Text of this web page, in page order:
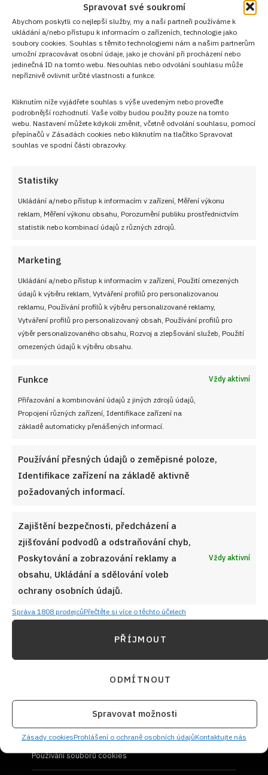
Spravovat své soukromí
Abychom poskytli co nejlepší služby, my a naši partneři používáme k
ukládání a/nebo přístupu k informacím o zařízeních, technologie jako
soubory cookies. Souhlas s těmito technologiemi nám a našim partnerům
umožní zpracovávat osobní údaje, jako je chování při procházení nebo
jedinečná ID na tomto webu. Nesouhlas nebo odvolání souhlasu může
nepříznivě ovlivnit určité vlastnosti a funkce.
Kliknutím níže vyjádřete souhlas s výše uvedeným nebo proveďte
podrobnější rozhodnutí. Vaše volby budou použity pouze na tomto
webu. Nastavení můžete kdykoli změnit, včetně odvolání souhlasu, pomocí
přepínačů v Zásadách cookies nebo kliknutím na tlačítko Spravovat
souhlas ve spodní části obrazovky.
Statistiky
Ukládání a/nebo přístup k informacím v zařízení, Měření výkonu
reklam, Měření výkonu obsahu, Porozumění publiku prostřednictvím
statistik nebo kombinací údajů z různých zdrojů.
Marketing
Ukládání a/nebo přístup k informacím v zařízení, Použití omezených
údajů k výběru reklam, Vytváření profilů pro personalizovanou
reklamu, Používání profilů k výběru personalizované reklamy,
Vytváření profilů pro personalizovaný obsah, Používání profilů pro
výběr personalizovaného obsahu, Rozvoj a zlepšování služeb, Použití
omezených údajů k výběru obsahu.
Funkce Vždy aktivní
Přiřazování a kombinování údajů z jiných zdrojů údajů,
Propojení různých zařízení, Identifikace zařízení na
základě automaticky přenášených informací.
Používání přesných údajů o zeměpisné poloze,
Identifikace zařízení na základě aktivně
požadovaných informací.
Zajištění bezpečnosti, předcházení a
zjišťování podvodů a odstraňování chyb,
Poskytování a zobrazování reklamy a
obsahu, Ukládání a sdělování voleb
ochrany osobních údajů.
Vždy aktivní
Správa 1808 prodejcůPřečtěte si více o těchto účelech
PŘÍJMOUT
ODMÍTNOUT
Spravovat možnosti
Zásady cookiesProhlášení o ochraně osobních údajůKontaktujte nás
od ostatních členů a diskutovat o nejnovějších trendech ve
vaření.
Sledujte nás!
NEZMEŠKEJTE ŽÁDNÝ RECEPT!
adresu
CHCI RECEPTY E-MAILEM
UŽITEČNÉ ODKAZY
Soutěž pro Aktivní kuchaře 2024
Naši kuchaři
O nás
Kontaktujte nás
Používání souborů cookies